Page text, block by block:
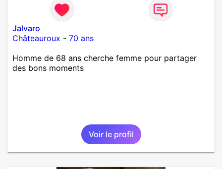
Jalvaro
Châteauroux - 70 ans
Homme de 68 ans cherche femme pour partager
des bons moments
Voir le profil